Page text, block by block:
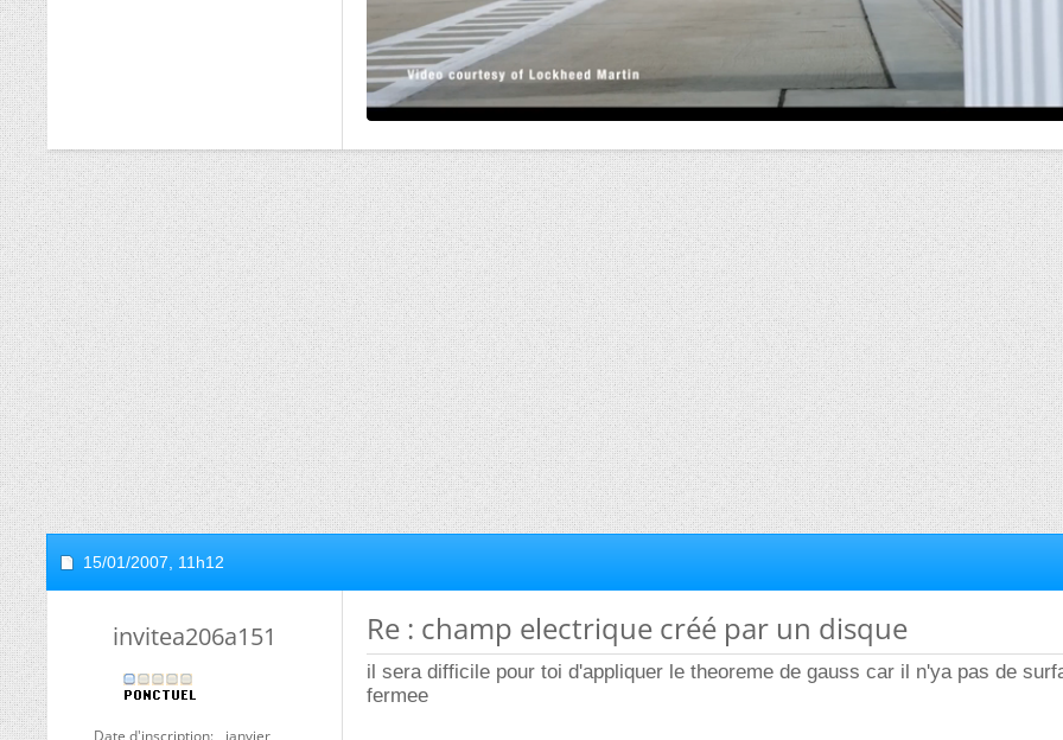
15/01/2007, 11h12
invitea206a151
Date d'inscription janvier
Re : champ electrique créé par un disque
il sera difficile pour toi d'appliquer le theoreme de gauss car il n'ya pas de
fermee